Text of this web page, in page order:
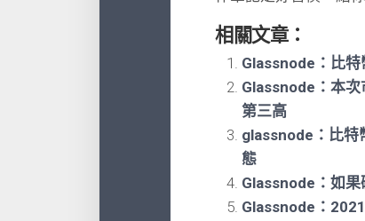
相關文章：
Glassnode：比
Glassnode：本
第三高
glassnode：比特
態
Glassnode：如
Glassnode：